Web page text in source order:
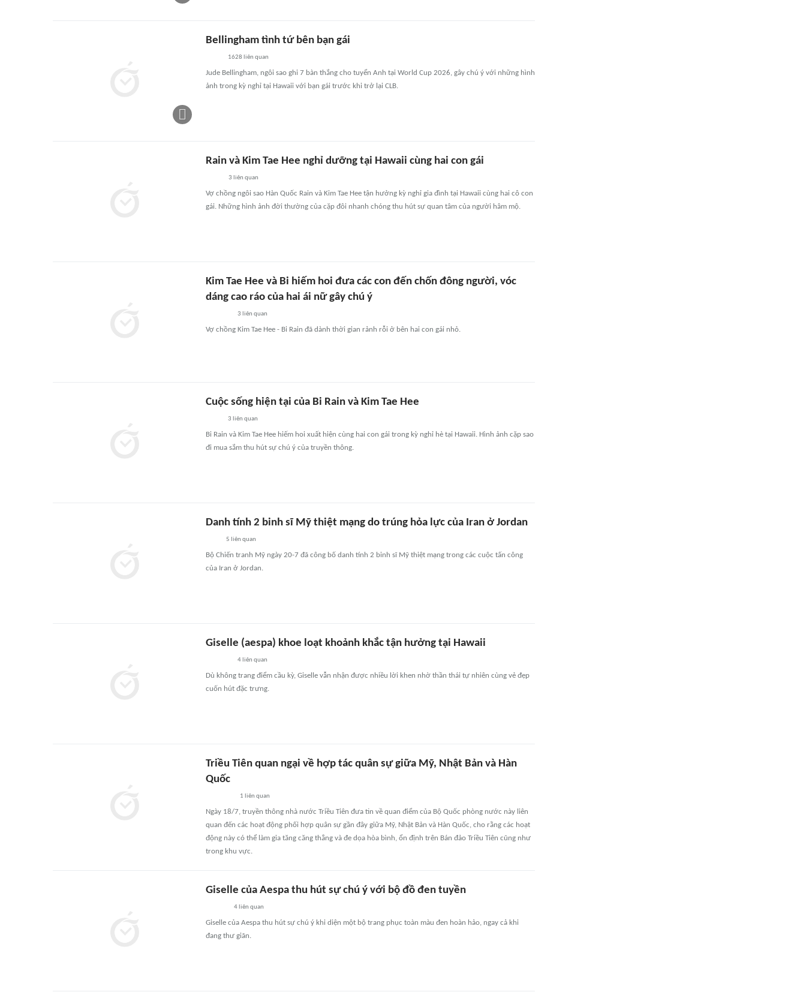
Bellingham tình tứ bên bạn gái
1628 liên quan
Jude Bellingham, ngôi sao ghi 7 bàn thắng cho tuyển Anh tại World Cup 2026, gây chú ý với những hình
ảnh trong kỳ nghỉ tại Hawaii với bạn gái trước khi trở lại CLB.
Rain và Kim Tae Hee nghỉ dưỡng tại Hawaii cùng hai con gái
3 liên quan
Vợ chồng ngôi sao Hàn Quốc Rain và Kim Tae Hee tận hưởng kỳ nghỉ gia đình tại Hawaii cùng hai cô con
gái. Những hình ảnh đời thường của cặp đôi nhanh chóng thu hút sự quan tâm của người hâm mộ.
Kim Tae Hee và Bi hiếm hoi đưa các con đến chốn đông người, vóc
dáng cao ráo của hai ái nữ gây chú ý
3 liên quan
Vợ chồng Kim Tae Hee - Bi Rain đã dành thời gian rảnh rỗi ở bên hai con gái nhỏ.
Cuộc sống hiện tại của Bi Rain và Kim Tae Hee
3 liên quan
Bi Rain và Kim Tae Hee hiếm hoi xuất hiện cùng hai con gái trong kỳ nghỉ hè tại Hawaii. Hình ảnh cặp sao
đi mua sắm thu hút sự chú ý của truyền thông.
Danh tính 2 binh sĩ Mỹ thiệt mạng do trúng hỏa lực của Iran ở Jordan
5 liên quan
Bộ Chiến tranh Mỹ ngày 20-7 đã công bố danh tính 2 binh sĩ Mỹ thiệt mạng trong các cuộc tấn công
của Iran ở Jordan.
Giselle (aespa) khoe loạt khoảnh khắc tận hưởng tại Hawaii
4liên quan
Dù không trang điểm cầu kỳ, Giselle vẫn nhận được nhiều lời khen nhờ thần thái tự nhiên cùng vẻ đẹp
cuốn hút đặc trưng.
Triều Tiên quan ngại về hợp tác quân sự giữa Mỹ, Nhật Bản và Hàn
Quốc
1 liên quan
Ngày 18/7, truyền thông nhà nước Triều Tiên đưa tin về quan điểm của Bộ Quốc phòng nước này liên
quan đến các hoạt động phối hợp quân sự gần đây giữa Mỹ, Nhật Bản và Hàn Quốc, cho rằng các hoạt
động này có thể làm gia tăng căng thẳng và đe dọa hòa bình, ổn định trên Bán đảo Triều Tiên cũng như
trong khu vực.
Giselle của Aespa thu hút sự chú ý với bộ đồ đen tuyền
4liên quan
Giselle của Aespa thu hút sự chú ý khi diện một bộ trang phục toàn màu đen hoàn hảo, ngay cả khi
đang thư giãn.